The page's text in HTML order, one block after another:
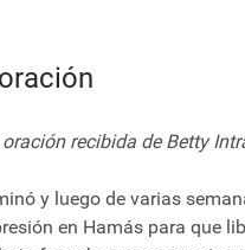
recibida de Betty
y luego de varias
en Hamás para que